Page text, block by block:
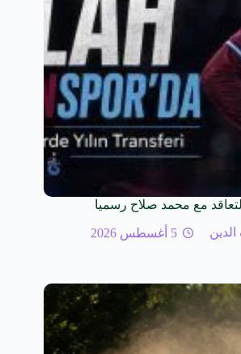
مع محمد صلاح رسميا
5 أغسطس 2026